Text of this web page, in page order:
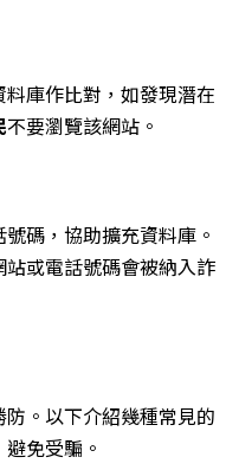
庫作比對，如發現潛在
不要瀏覽該網站。
碼，協助擴充資料庫。
或電話號碼會被納入詐
。以下介紹幾種常見的
免受騙。